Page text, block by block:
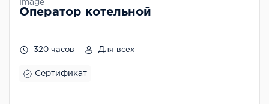
Оператор котельной
320 часов Для всех
Сертификат